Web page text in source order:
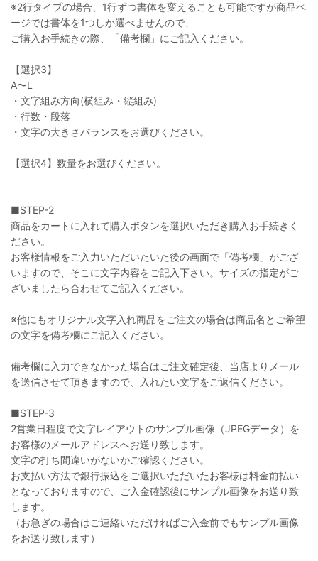
※2行タイプの場合、1行ずつ書体を変えることも可能ですが商品ペ
ージでは書体を1つしか選べませんので、
ご購入お手続きの際、「備考欄」にご記入ください。
【選択3】
A〜L
・文字組み方向(横組み・縦組み)
・行数・段落
・文字の大きさバランスをお選びください。
【選択4】数量をお選びください。
■STEP-2
商品をカートに入れて購入ボタンを選択いただき購入お手続きく
ださい。
お客様情報をご入力いただいたいた後の画面で「備考欄」がござ
いますので、そこに文字内容をご記入下さい。サイズの指定がご
ざいましたら合わせてご記入ください。
※他にもオリジナル文字入れ商品をご注文の場合は商品名とご希望
の文字を備考欄にご記入ください。
備考欄に入力できなかった場合はご注文確定後、当店よりメール
を送信させて頂きますので、入れたい文字をご返信ください。
■STEP-3
2営業日程度で文字レイアウトのサンプル画像（JPEGデータ）を
お客様のメールアドレスへお送り致します。
文字の打ち間違いがないかご確認ください。
お支払い方法で銀行振込をご選択いただいたお客様は料金前払い
となっておりますので、ご入金確認後にサンプル画像をお送り致
します。
（お急ぎの場合はご連絡いただければご入金前でもサンプル画像
をお送り致します）